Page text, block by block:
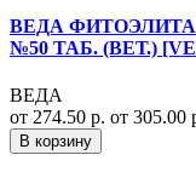
ВЕДА
№50 ТАБ. (ВЕТ.)
ВЕДА
от 274.50 р. от 305.00
В корзину